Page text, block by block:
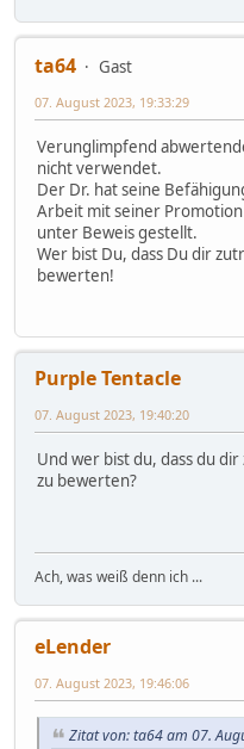
ta64
Gast
07. August 2023, 19:33:29
Verunglimpfend
nicht verwendet.
Der Dr. hat seine
Arbeit mit seiner
unter Beweis gestellt.
Wer bist Du, dass Du dir
bewerten!
Purple Tentacle
07. August 2023, 19:40:20
Und wer bist du, dass du
zu bewerten?
Ach, was weiß denn ich ...
eLender
07. August 2023, 19:46:06
Zitat von: ta64 am 07.